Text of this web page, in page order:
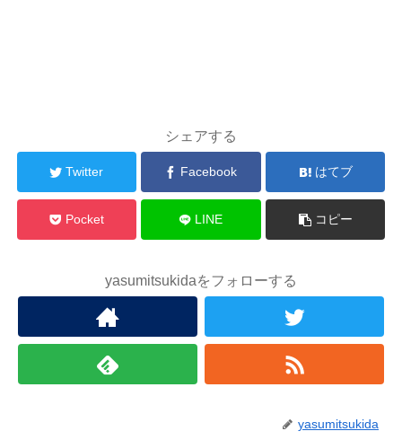
シェアする
Twitter Facebook はてブ
Pocket LINE コピー
yasumitsukidaをフォローする
yasumitsukida